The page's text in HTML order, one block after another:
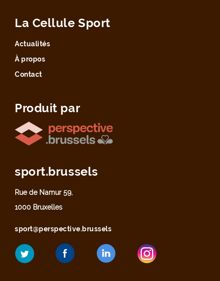
La Cellule Sport
Actualités
À propos
Contact
Produit par
sport.brussels
Rue de Namur 59,
1000 Bruxelles
sport@perspective.brussels